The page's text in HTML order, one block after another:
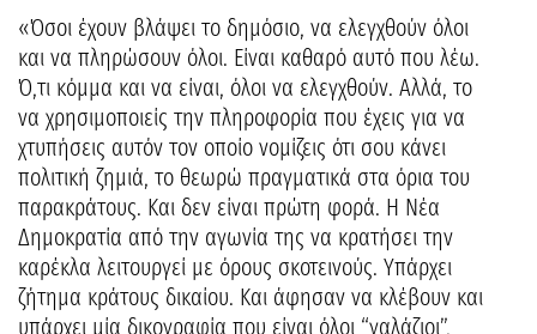
«Όσοι έχουν βλάψει το δημόσιο, να ελεγχθούν όλοι
και να πληρώσουν όλοι. Είναι καθαρό αυτό που λέω.
Ό,τι κόμμα και να είναι, όλοι να ελεγχθούν. Αλλά, το
να χρησιμοποιείς την πληροφορία που έχεις για να
χτυπήσεις αυτόν τον οποίο νομίζεις ότι σου κάνει
πολιτική ζημιά, το θεωρώ πραγματικά στα όρια του
παρακράτους. Και δεν είναι πρώτη φορά. Η Νέα
Δημοκρατία από την αγωνία της να κρατήσει την
καρέκλα λειτουργεί με όρους σκοτεινούς. Υπάρχει
ζήτημα κράτους δικαίου. Και άφησαν να κλέβουν και
υπάρχει μία δικογραφία που είναι όλοι “γαλάζιοι”,